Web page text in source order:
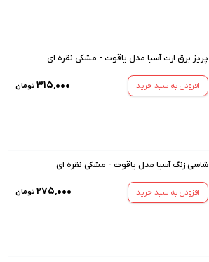
پریز برق ارت آسیا مدل یاقوت - مشکی نقره ای
افزودن به سبد خرید ۳۱۵٬۰۰۰ تومان
شاسی زنگ آسیا مدل یاقوت - مشکی نقره ای
افزودن به سبد خرید ۲۷۵٬۰۰۰ تومان